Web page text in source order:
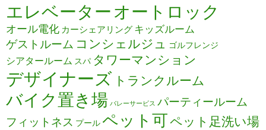
エレベーター オートロック
オール電化 カーシェアリング キッズルーム
ゲストルーム コンシェルジュ ゴルフレンジ
シアタールーム スパ タワーマンション
デザイナーズ トランクルーム
バイク置き場 バレーサービス パーティールーム
フィットネス プールペット可ペット足洗い場